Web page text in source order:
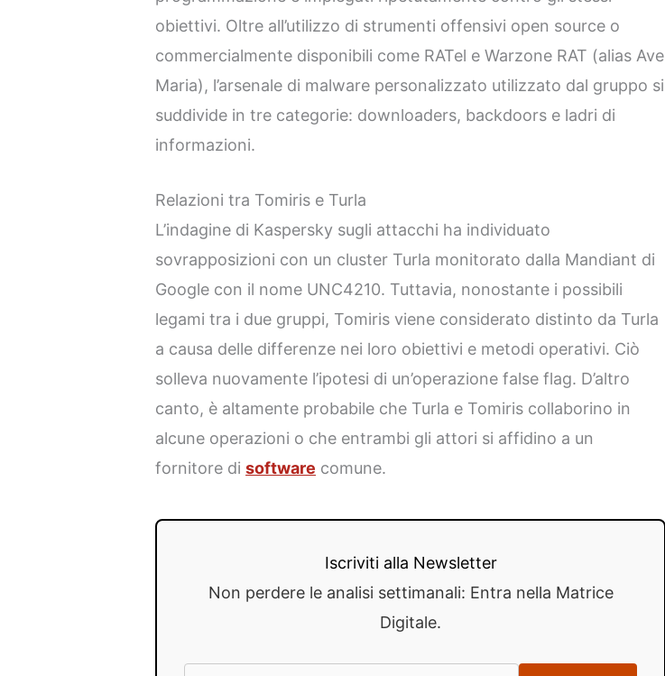
obiettivi. Oltre all’utilizzo di strumenti offensivi open source o
commercialmente disponibili come RATel e Warzone RAT (alias Ave
Maria), l’arsenale di malware personalizzato utilizzato dal gruppo si
suddivide in tre categorie: downloaders, backdoors e ladri di
informazioni.
Relazioni tra Tomiris e Turla
L’indagine di Kaspersky sugli attacchi ha individuato
sovrapposizioni con un cluster Turla monitorato dalla Mandiant di
Google con il nome UNC4210. Tuttavia, nonostante i possibili
legami tra i due gruppi, Tomiris viene considerato distinto da Turla
a causa delle differenze nei loro obiettivi e metodi operativi. Ciò
solleva nuovamente l’ipotesi di un’operazione false flag. D’altro
canto, è altamente probabile che Turla e Tomiris collaborino in
alcune operazioni o che entrambi gli attori si affidino a un
fornitore disoftware comune.
Iscriviti alla Newsletter
Non perdere le analisi settimanali: Entra nella Matrice
Digitale.